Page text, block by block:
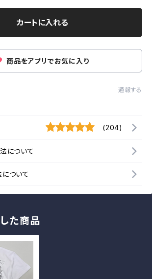
カートに入れる
商品をアプリでお気に入り
通報する
(204)
について
ついて
た商品